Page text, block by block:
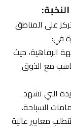
على المناطق
في:
الرفاهية، حيث
مع الذوق
التي تشهد
السباحة.
معايير عالية